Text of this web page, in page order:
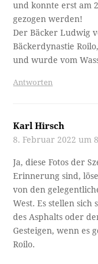
und konnte erst am
gezogen werden!
Der Bäcker Ludwig
Bäckerdynastie
und wurde vom
Antworten
Karl Hirsch
8. Februar 2022 um
Ja, diese Fotos der
Erinnerung sind,
von den
West. Es stellen
des Asphalts oder
Gesteigen, wenn es
Roilo.